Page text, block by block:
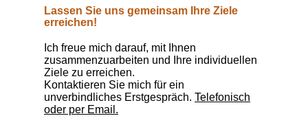
Lassen Sie uns gemeinsam Ihre Ziele
erreichen!
Ich freue mich darauf, mit Ihnen
zusammenzuarbeiten und Ihre individuellen
Ziele zu erreichen.
Kontaktieren Sie mich für ein
unverbindliches Erstgespräch. Telefonisch
oder per Email.